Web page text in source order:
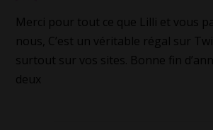
Merci pour tout ce que Lilli et vous
nous, C’est un véritable régal sur
surtout sur vos sites. Bonne fin
deux